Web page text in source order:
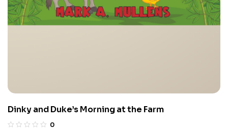
Dinky and Duke’s Morning at the Farm
0